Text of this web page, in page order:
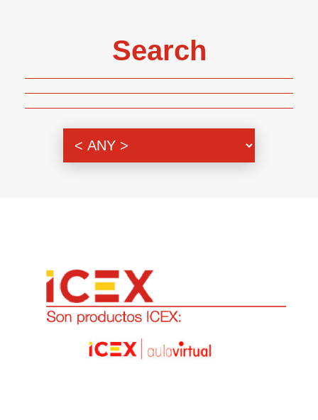
Search